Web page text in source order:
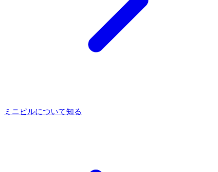
ミニピルについて知る